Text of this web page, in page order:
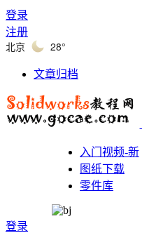
登录
注册
北京 28°
文章归档
入门视频-新
图纸下载
零件库
登录